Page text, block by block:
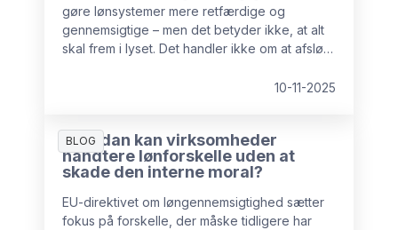
gøre lønsystemer mere retfærdige og
gennemsigtige – men det betyder ikke, at alt
skal frem i lyset. Det handler ikke om at afsløre
10-11-2025
BLOG
Hvordan kan virksomheder
håndtere lønforskelle uden at
skade den interne moral?
EU-direktivet om løngennemsigtighed sætter
fokus på forskelle, der måske tidligere har